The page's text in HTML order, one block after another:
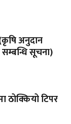
अनुदान
सम्बन्धि सूचना)
ठोक्कियो टिपर